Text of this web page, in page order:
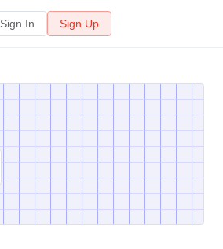
Sign In Sign Up